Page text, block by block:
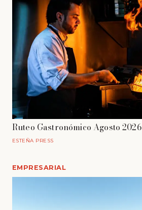
Ruteo Gastronómico Agosto 2026
ESTEÑA PRESS
EMPRESARIAL